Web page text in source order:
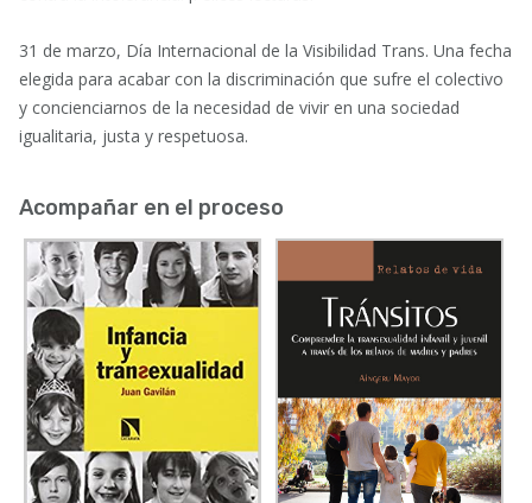
31 de marzo, Día Internacional de la Visibilidad Trans. Una fecha
elegida para acabar con la discriminación que sufre el colectivo
y concienciarnos de la necesidad de vivir en una sociedad
igualitaria, justa y respetuosa.
Acompañar en el proceso